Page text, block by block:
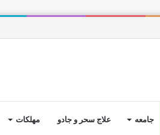
جامعه علاج سحر و جادو مهلکات